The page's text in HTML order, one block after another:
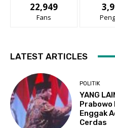
22,949
Fans
LATEST ARTICLES
POLITIK
YANG
Prabowo
Enggak
Cerdas